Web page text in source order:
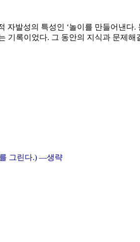
발성의 특성인 ‘놀이를 만들어낸
기록이었다. 그 동안의 지식과 문제
그린다.) —생략